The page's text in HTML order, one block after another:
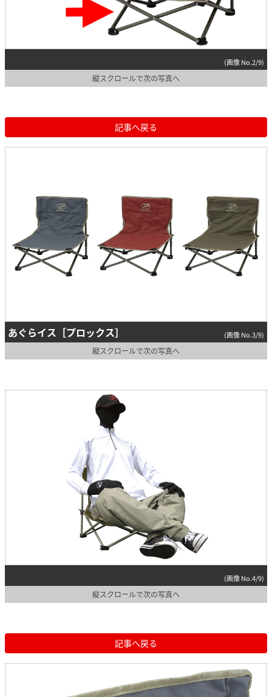
(画像 No.2/9)
縦スクロールで次の写真へ
記事へ戻る
あぐらイス［プロックス］ (画像 No.3/9)
縦スクロールで次の写真へ
(画像 No.4/9)
縦スクロールで次の写真へ
記事へ戻る